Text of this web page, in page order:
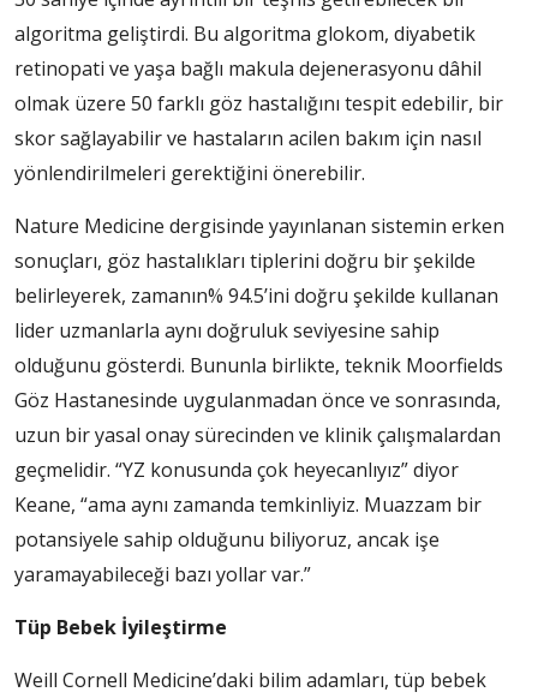
algoritma geliştirdi. Bu algoritma glokom, diyabetik
retinopati ve yaşa bağlı makula dejenerasyonu dâhil
olmak üzere 50 farklı göz hastalığını tespit edebilir, bir
skor sağlayabilir ve hastaların acilen bakım için nasıl
yönlendirilmeleri gerektiğini önerebilir.
Nature Medicine dergisinde yayınlanan sistemin erken
sonuçları, göz hastalıkları tiplerini doğru bir şekilde
belirleyerek, zamanın% 94.5’ini doğru şekilde kullanan
lider uzmanlarla aynı doğruluk seviyesine sahip
olduğunu gösterdi. Bununla birlikte, teknik Moorfields
Göz Hastanesinde uygulanmadan önce ve sonrasında,
uzun bir yasal onay sürecinden ve klinik çalışmalardan
geçmelidir. “YZ konusunda çok heyecanlıyız” diyor
Keane, “ama aynı zamanda temkinliyiz. Muazzam bir
potansiyele sahip olduğunu biliyoruz, ancak işe
yaramayabileceği bazı yollar var.”
Tüp Bebek İyileştirme
Weill Cornell Medicine’daki bilim adamları, tüp bebek